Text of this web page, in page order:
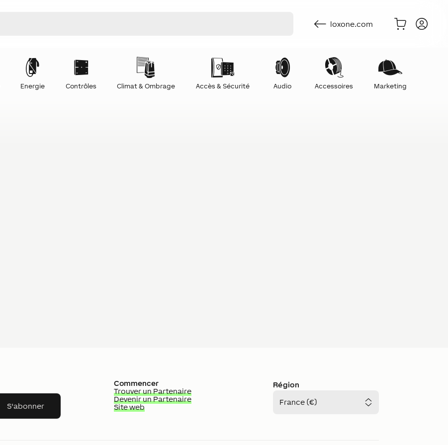
loxone.com
Energie Contrôles Climat & Ombrage Accès & Sécurité Audio Accessoires Marketing
S'abonner
Commencer
Trouver un Partenaire
Devenir un Partenaire
Site web
Région
France (€)